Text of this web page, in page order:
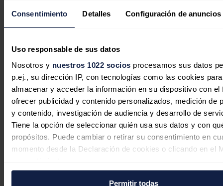
Consentimiento Detalles Configuración de anuncios
Uso responsable de sus datos
Nosotros y nuestros 1022 socios procesamos sus datos
p.ej., su dirección IP, con tecnologías como las cookies para
almacenar y acceder la información en su dispositivo con el
ofrecer publicidad y contenido personalizados, medición de
y contenido, investigación de audiencia y desarrollo de
Tiene la opción de seleccionar quién usa sus datos y con
propósitos. Puede cambiar o retirar su consentimiento en
momento desde la Declaración de cookies o clicando en el
Si lo permite, también quisiéramos:Permitir todas
Hunosa dice que su nuevo plan de
empresa garantiza la supervivencia
del grupo al menos hasta 2050
Redacción05/08/2026
se dispara un 75% en España tras el